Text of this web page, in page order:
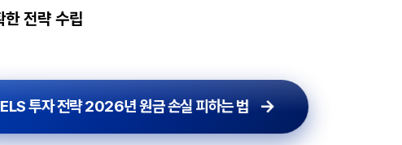
한 전략 수립
ELS 투자 전략 2026년 원금 손실 피하는 법